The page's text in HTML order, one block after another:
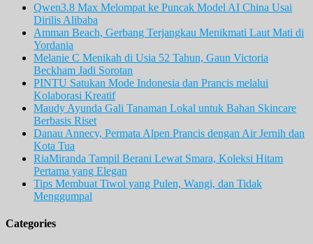
Qwen3.8 Max Melompat ke Puncak Model AI China Usai
Dirilis Alibaba
Amman Beach, Gerbang Terjangkau Menikmati Laut Mati di
Yordania
Melanie C Menikah di Usia 52 Tahun, Gaun Victoria
Beckham Jadi Sorotan
PINTU Satukan Mode Indonesia dan Prancis melalui
Kolaborasi Kreatif
Maudy Ayunda Gali Tanaman Lokal untuk Bahan Skincare
Berbasis Riset
Danau Annecy, Permata Alpen Prancis dengan Air Jernih dan
Kota Tua
RiaMiranda Tampil Berani Lewat Smara, Koleksi Hitam
Pertama yang Elegan
Tips Membuat Tiwol yang Pulen, Wangi, dan Tidak
Menggumpal
Categories